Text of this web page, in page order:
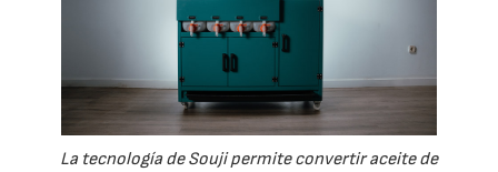
La tecnología de Souji permite convertir aceite de